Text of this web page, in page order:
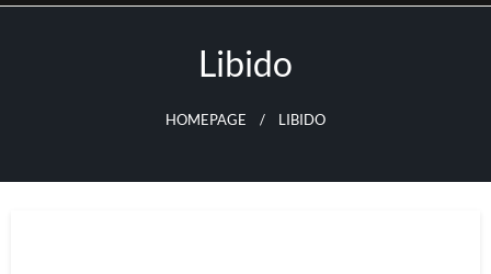
Skip
Libido
HOMEPAGE LIBIDO